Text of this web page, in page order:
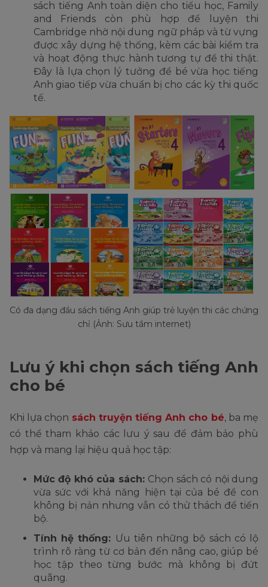
sách tiếng Anh toàn diện cho tiểu học, Family
and Friends còn phù hợp để luyện thi
Cambridge nhờ nội dung ngữ pháp và từ vựng
được xây dựng hệ thống, kèm các bài kiểm tra
và hoạt động thực hành tương tự đề thi thật.
Đây là lựa chọn lý tưởng để bé vừa học tiếng
Anh giao tiếp vừa chuẩn bị cho các kỳ thi quốc
tế.
Có đa dạng đầu sách tiếng Anh giúp trẻ luyện thi các chứng
chỉ (Ảnh: Sưu tầm internet)
Lưu ý khi chọn sách tiếng Anh
cho bé
Khi lựa chọn sách truyện tiếng Anh cho bé, ba mẹ
có thể tham khảo các lưu ý sau để đảm bảo phù
hợp và mang lại hiệu quả học tập:
Mức độ khó của sách: Chọn sách có nội dung
vừa sức với khả năng hiện tại của bé để con
không bị nản nhưng vẫn có thử thách để tiến
bộ.
Tính hệ thống: Ưu tiên những bộ sách có lộ
trình rõ ràng từ cơ bản đến nâng cao, giúp bé
học tập theo từng bước mà không bị đứt
quãng.